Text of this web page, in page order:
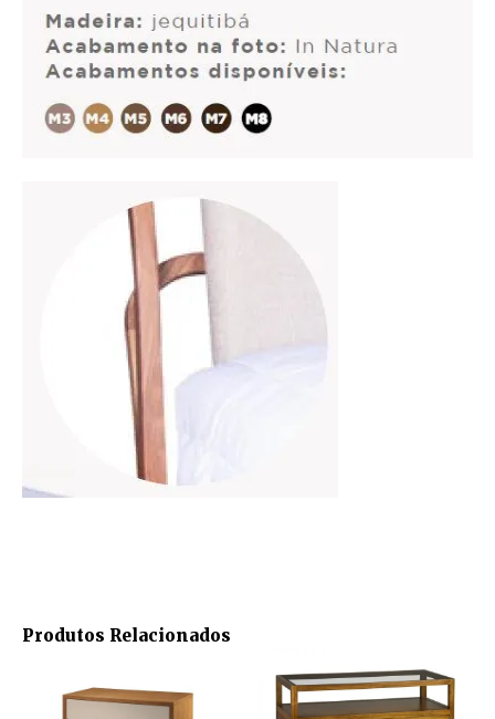
Produtos Relacionados